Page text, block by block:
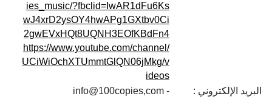
ies_music/?fbclid=IwAR1dFu6Ks
wJ4xrD2ysOY4hwAPg1GXtbv0Ci
2gwEVxHQt8UQNH3EOfKBdFn4
https://www.youtube.com/channel/
UCiWiOchXTUmmtGlQN06jMkg/v
ideos
البريد الإلكتروني :
info@100copies,com -